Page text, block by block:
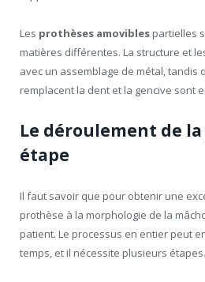
Les prothèses amovibles partielles
matières différentes. La structure et
avec un assemblage de métal, tandis
remplacent la dent et la gencive sont
Le déroulement de
étape
Il faut savoir que pour obtenir une
prothèse à la morphologie de la
patient. Le processus en entier peut
temps, et il nécessite plusieurs étapes.